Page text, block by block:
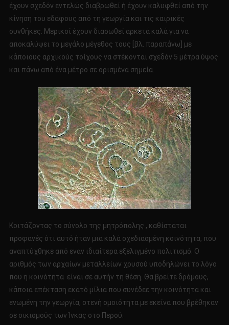
έχουν σχεδόν εντελώς διαβρωθεί ή έχουν καλυφθεί από την
κίνηση του εδάφους από τη γεωργία και τις καιρικές
συνθήκες. Μερικοί έχουν διασωθεί αρκετά καλά για να
αποκαλύψει το μεγάλο μέγεθος τους [βλ. παραπάνω] με
κάποιους αρχικούς τοίχους να στέκονται σχεδόν 5 μέτρα ύψος
και πάνω από ένα μέτρο σε ορισμένα σημεία.
Κοιτάζοντας το σύνολο της μητρόπολης , καθίσταται
προφανές ότι αυτό ήταν μια καλά σχεδιασμένη κοινότητα, που
αναπτύχθηκε από εναν ιδιαίτερα εξελιγμένο πολιτισμό. Ο
αριθμός των αρχαίων μεταλλείων χρυσού υποδηλώνει το λόγο
που η κοινότητα είναι σε αυτήν τη θέση. Θα βρείτε δρόμους,
κάποια επέκταση εκατό μίλια που συνέδεε την κοινότητα και
ενωμένη την γεωργία, στενή ομοιότητα με εκείνα που βρέθηκαν
σε οικισμούς των Ίνκας στο Περού.